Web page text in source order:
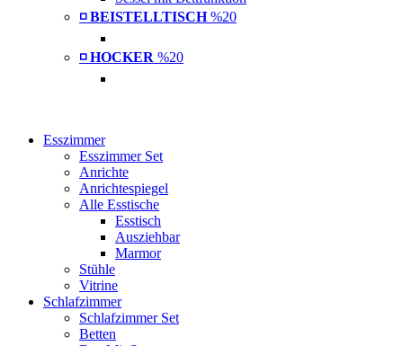
◽ BEISTELLTISCH %20
◽ HOCKER %20
Esszimmer
Esszimmer Set
Anrichte
Anrichtespiegel
Alle Esstische
Esstisch
Ausziehbar
Marmor
Stühle
Vitrine
Schlafzimmer
Schlafzimmer Set
Betten